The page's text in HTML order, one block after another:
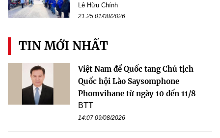
Lê Hữu Chính
21:25 01/08/2026
TIN MỚI NHẤT
Việt Nam để Quốc tang Chủ tịch
Quốc hội Lào Saysomphone
Phomvihane từ ngày 10 đến 11/8
BTT
14:07 09/08/2026